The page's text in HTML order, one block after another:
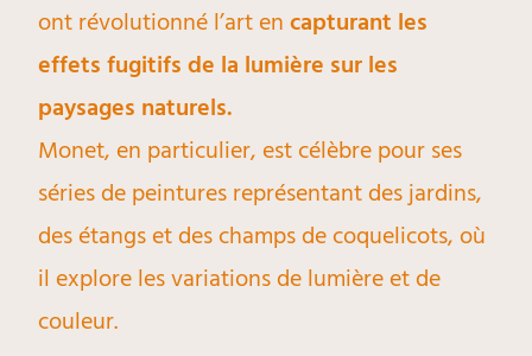
ont révolutionné l’art encapturant les
effets fugitifs de la lumière sur les
paysages naturels.
Monet, en particulier, est célèbre pour ses
séries de peintures représentant des jardins,
des étangs et des champs de coquelicots, où
il explore les variations de lumière et de
couleur.